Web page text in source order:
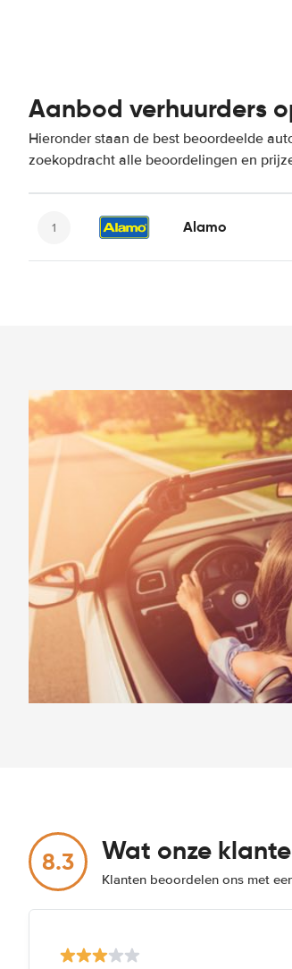
Aanbod verhuurders
Hieronder staan de best beoordeelde
zoekopdracht alle beoordelingen en
Alamo
8.3 Wat onze
Klanten beoordelen ons met